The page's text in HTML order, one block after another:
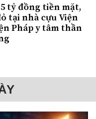
tỷ đồng tiền mặt,
tại nhà cựu Viện
Pháp y tâm thần